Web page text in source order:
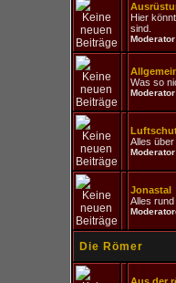
Hier
sind.
Moderator
Was so
Moderator
Alles
Moderator
Jonastal
Alles rund
Die Römer